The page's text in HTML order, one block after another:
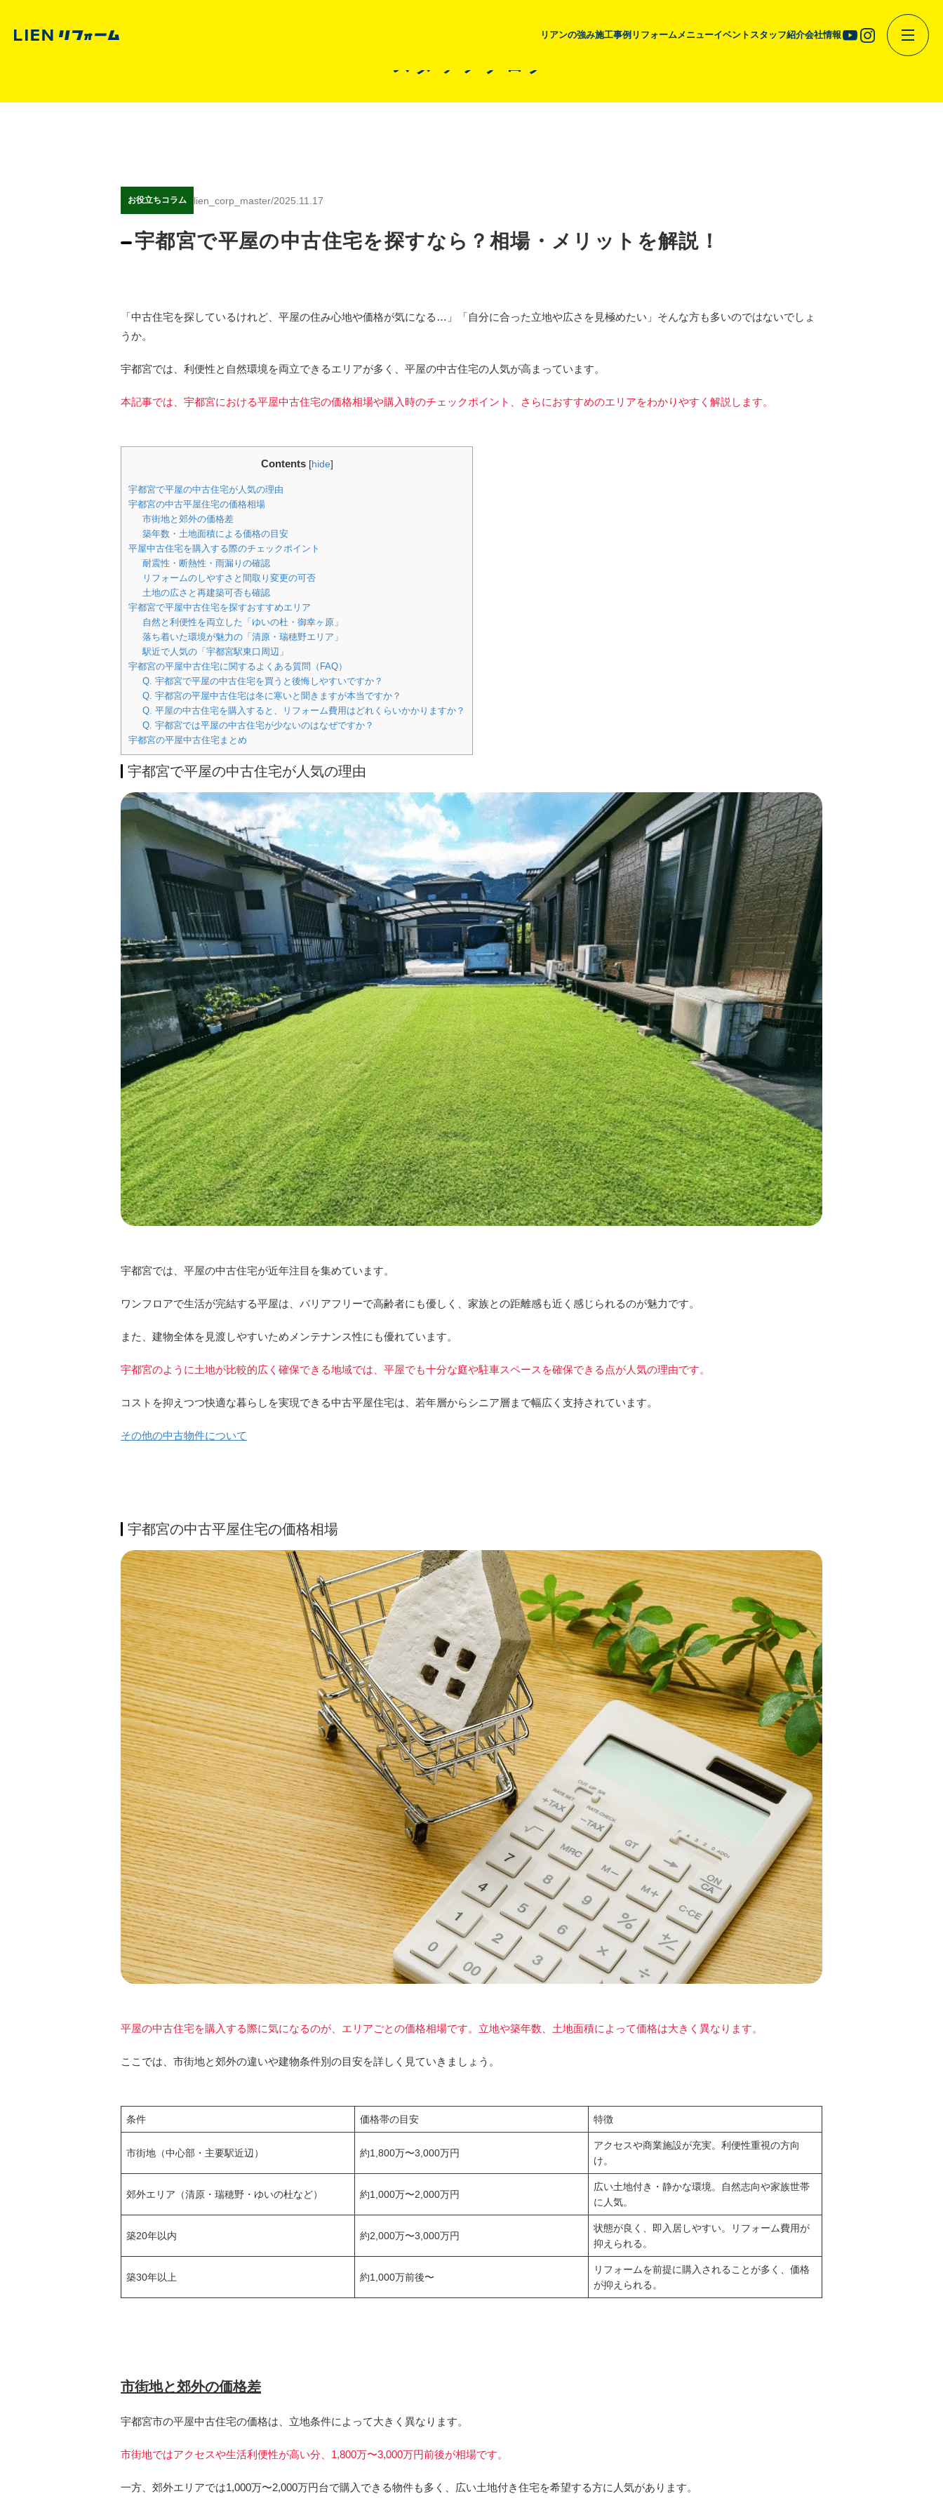
リアンの強み施工事例 リフォームメニューイベント スタッフ紹介会社情報
スタッフブログ
お役立ちコラム lien_corp_master/2025.11.17
宇都宮で平屋の中古住宅を探すなら？相場・メリットを解説！
「中古住宅を探しているけれど、平屋の住み心地や価格が気になる…」「自分に合った立地や広さを見極めたい」そんな方も多いのではないでしょ
うか。
宇都宮では、利便性と自然環境を両立できるエリアが多く、平屋の中古住宅の人気が高まっています。
本記事では、宇都宮における平屋中古住宅の価格相場や購入時のチェックポイント、さらにおすすめのエリアをわかりやすく解説します。
Contents [hide]
宇都宮で平屋の中古住宅が人気の理由
宇都宮の中古平屋住宅の価格相場
市街地と郊外の価格差
築年数・土地面積による価格の目安
平屋中古住宅を購入する際のチェックポイント
耐震性・断熱性・雨漏りの確認
リフォームのしやすさと間取り変更の可否
土地の広さと再建築可否も確認
宇都宮で平屋中古住宅を探すおすすめエリア
自然と利便性を両立した「ゆいの杜・御幸ヶ原」
落ち着いた環境が魅力の「清原・瑞穂野エリア」
駅近で人気の「宇都宮駅東口周辺」
宇都宮の平屋中古住宅に関するよくある質問（FAQ）
Q. 宇都宮で平屋の中古住宅を買うと後悔しやすいですか？
Q. 宇都宮の平屋中古住宅は冬に寒いと聞きますが本当ですか？
Q. 平屋の中古住宅を購入すると、リフォーム費用はどれくらいかかりますか？
Q. 宇都宮では平屋の中古住宅が少ないのはなぜですか？
宇都宮の平屋中古住宅まとめ
宇都宮で平屋の中古住宅が人気の理由
宇都宮では、平屋の中古住宅が近年注目を集めています。
ワンフロアで生活が完結する平屋は、バリアフリーで高齢者にも優しく、家族との距離感も近く感じられるのが魅力です。
また、建物全体を見渡しやすいためメンテナンス性にも優れています。
宇都宮のように土地が比較的広く確保できる地域では、平屋でも十分な庭や駐車スペースを確保できる点が人気の理由です。
コストを抑えつつ快適な暮らしを実現できる中古平屋住宅は、若年層からシニア層まで幅広く支持されています。
その他の中古物件について
宇都宮の中古平屋住宅の価格相場
平屋の中古住宅を購入する際に気になるのが、エリアごとの価格相場です。立地や築年数、土地面積によって価格は大きく異なります。
ここでは、市街地と郊外の違いや建物条件別の目安を詳しく見ていきましょう。
条件 価格帯の目安 特徴
市街地（中心部・主要駅近辺） 約1,800万〜3,000万円
アクセスや商業施設が充実。利便性重視の方向
け。
郊外エリア（清原・瑞穂野・ゆいの杜など） 約1,000万〜2,000万円
広い土地付き・静かな環境。自然志向や家族世帯
に人気。
築20年以内 約2,000万〜3,000万円
状態が良く、即入居しやすい。リフォーム費用が
抑えられる。
築30年以上 約1,000万前後〜
リフォームを前提に購入されることが多く、価格
が抑えられる。
市街地と郊外の価格差
宇都宮市の平屋中古住宅の価格は、立地条件によって大きく異なります。
市街地ではアクセスや生活利便性が高い分、1,800万〜3,000万円前後が相場です。
一方、郊外エリアでは1,000万〜2,000万円台で購入できる物件も多く、広い土地付き住宅を希望する方に人気があります。